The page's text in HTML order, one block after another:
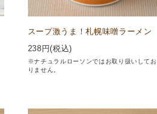
スープ激うま！札幌味噌ラーメン
238 円(税込)
※ナチュラルローソンではお取り扱いしてお
りません。